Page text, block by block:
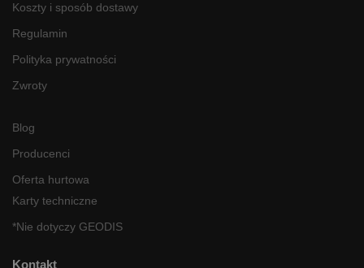
Koszty i sposób dostawy
Regulamin
Polityka prywatności
Zwroty
Blog
Producenci
Oferta hurtowa
Karty techniczne
*Nie dotyczy GEODIS
Kontakt